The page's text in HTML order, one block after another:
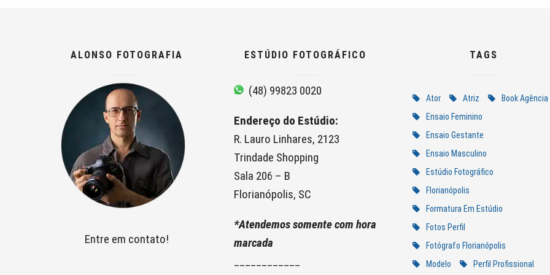
ALONSO FOTOGRAFIA
Entre em contato!
ESTÚDIO FOTOGRÁFICO
(48) 99823 0020
Endereço do Estúdio:
R. Lauro Linhares, 2123
Trindade Shopping
Sala 206 – B
Florianópolis, SC
*Atendemos somente com hora
marcada
TAGS
Ator Atriz
Book Agência
Ensaio Feminino
Ensaio Gestante
Ensaio Masculino
Estúdio Fotográfico
Florianópolis
Formatura Em Estúdio
Fotos Perfil
Fotógrafo Florianópolis
Modelo
Perfil Profissional